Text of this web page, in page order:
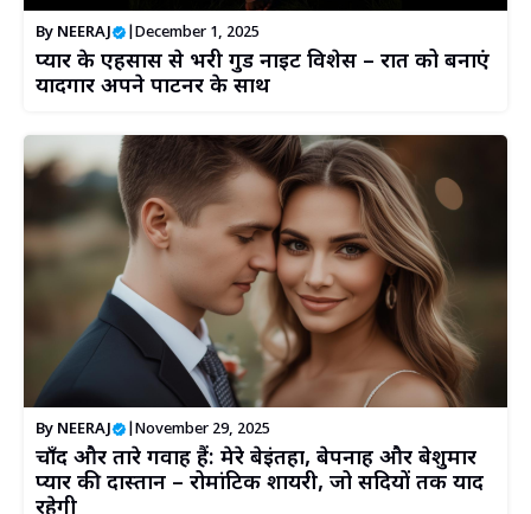
By NEERAJ December 1, 2025
प्यार के एहसास से भरी गुड नाईट विशेस – रात को बनाएं
यादगार अपने पार्टनर के साथ
By NEERAJ November 29, 2025
चाँद और तारे गवाह हैं: मेरे बेइंतहा, बेपनाह और बेशुमार
प्यार की दास्तान – रोमांटिक शायरी, जो सदियों तक याद